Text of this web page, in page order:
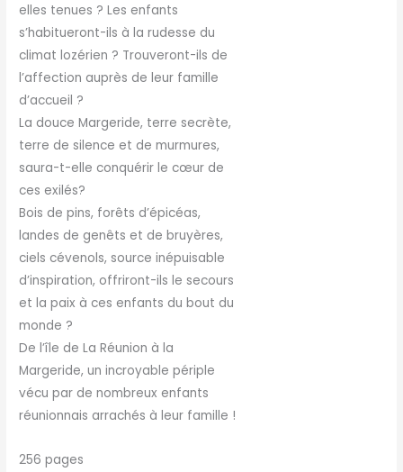
elles tenues ? Les enfants
s’habitueront-ils à la rudesse du
climat lozérien ? Trouveront-ils de
l’affection auprès de leur famille
d’accueil ?
La douce Margeride, terre secrète,
terre de silence et de murmures,
saura-t-elle conquérir le cœur de
ces exilés?
Bois de pins, forêts d’épicéas,
landes de genêts et de bruyères,
ciels cévenols, source inépuisable
d’inspiration, offriront-ils le secours
et la paix à ces enfants du bout du
monde ?
De l’île de La Réunion à la
Margeride, un incroyable périple
vécu par de nombreux enfants
réunionnais arrachés à leur famille !
256 pages